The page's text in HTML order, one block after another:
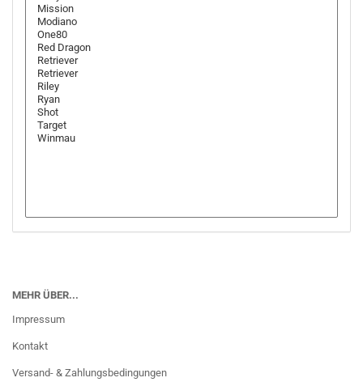
MEHR ÜBER...
Impressum
Kontakt
Versand- & Zahlungsbedingungen